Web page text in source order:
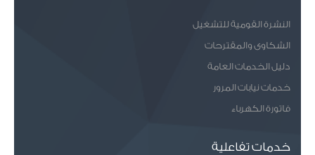
النشرة القومية للتشغيل
الشكاوى والمقترحات
دليل الخدمات العامة
خدمات نيابات المرور
فاتورة الكهرباء
خدمات تفاعلية